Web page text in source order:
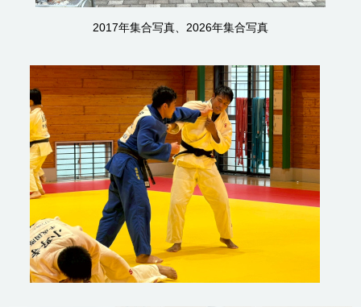
2017年集合写真、2026年集合写真